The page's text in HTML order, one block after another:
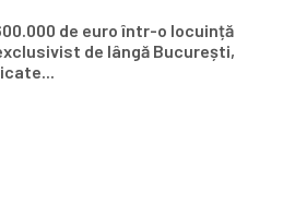
de euro într-o locuință
de lângă București,